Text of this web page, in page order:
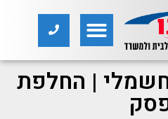
| החלפת